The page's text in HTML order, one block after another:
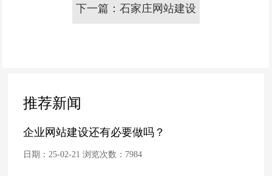
扁平化风格发展趋势
下一篇：石家庄网站建设
推荐新闻
企业网站建设还有必要做吗？
日期：25-02-21 浏览次数： 7984